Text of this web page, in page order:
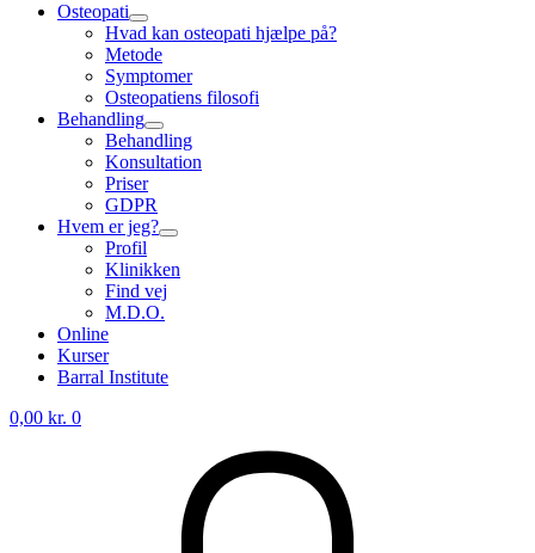
Osteopati
Hvad kan osteopati hjælpe på?
Metode
Symptomer
Osteopatiens filosofi
Behandling
Behandling
Konsultation
Priser
GDPR
Hvem er jeg?
Profil
Klinikken
Find vej
M.D.O.
Online
Kurser
Barral Institute
0,00 kr. 0